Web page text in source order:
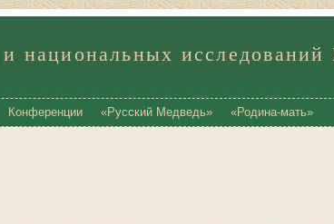
национальных
Конференции «Русский Медведь» «Родина-мать»